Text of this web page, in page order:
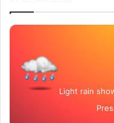
Light rain